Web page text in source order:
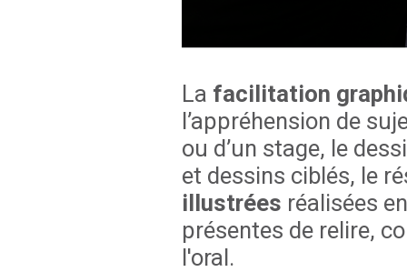
La facilitation
l’appréhension de
ou d’un stage, le
et dessins ciblés, le
illustrées réalisées
présentes de relire,
l'oral.